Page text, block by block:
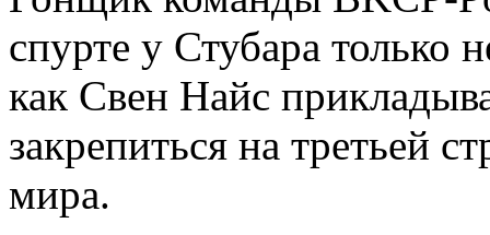
спурте у Стубара только
как Свен Найс
закрепиться на третьей
мира.